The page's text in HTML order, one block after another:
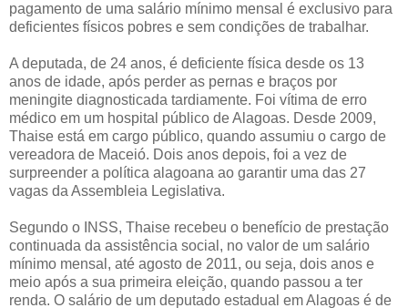
pagamento de uma salário mínimo mensal é exclusivo para
deficientes físicos pobres e sem condições de trabalhar.
A deputada, de 24 anos, é deficiente física desde os 13
anos de idade, após perder as pernas e braços por
meningite diagnosticada tardiamente. Foi vítima de erro
médico em um hospital público de Alagoas. Desde 2009,
Thaise está em cargo público, quando assumiu o cargo de
vereadora de Maceió. Dois anos depois, foi a vez de
surpreender a política alagoana ao garantir uma das 27
vagas da Assembleia Legislativa.
Segundo o INSS, Thaise recebeu o benefício de prestação
continuada da assistência social, no valor de um salário
mínimo mensal, até agosto de 2011, ou seja, dois anos e
meio após a sua primeira eleição, quando passou a ter
renda. O salário de um deputado estadual em Alagoas é de